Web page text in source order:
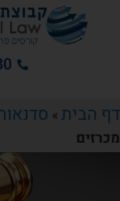
דף הבית»
מכרזים